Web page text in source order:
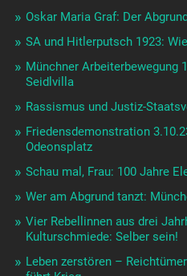
Oskar Maria Graf: Der
SA und Hitlerputsch 1923:
Münchner Arbeiterbewegung
Seidlvilla
Rassismus und Justiz-
Friedensdemonstration
Odeonsplatz
Schau mal, Frau: 100 Jahre
Wer am Abgrund tanzt:
Vier Rebellinnen aus drei
Kulturschmiede: Selber sein!
Leben zerstören –